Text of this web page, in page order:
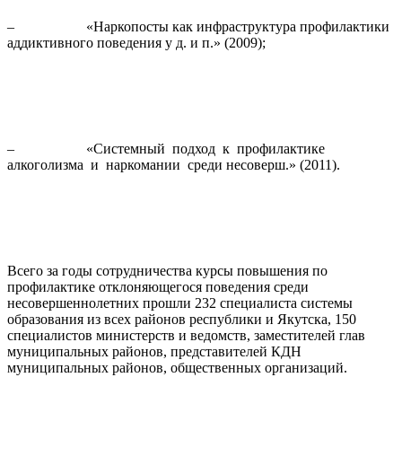
– «Наркопосты как инфраструктура профилактики
аддиктивного поведения у д. и п.» (2009);
– «Системный подход к профилактике
алкоголизма и наркомании среди несоверш.» (2011).
Всего за годы сотрудничества курсы повышения по
профилактике отклоняющегося поведения среди
несовершеннолетних прошли 232 специалиста системы
образования из всех районов республики и Якутска, 150
специалистов министерств и ведомств, заместителей глав
муниципальных районов, представителей КДН
муниципальных районов, общественных организаций.